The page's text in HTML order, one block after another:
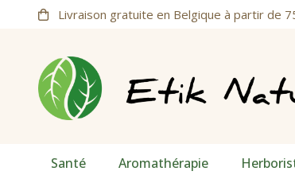
Livraison gratuite en Belgique à partir de
Santé Aromathérapie